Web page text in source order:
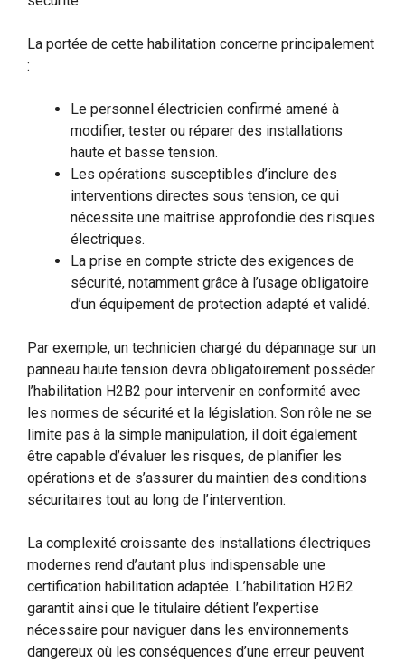
La portée de cette habilitation concerne principalement
:
Le personnel électricien confirmé amené à
modifier, tester ou réparer des installations
haute et basse tension.
Les opérations susceptibles d’inclure des
interventions directes sous tension, ce qui
nécessite une maîtrise approfondie des risques
électriques.
La prise en compte stricte des exigences de
sécurité, notamment grâce à l’usage obligatoire
d’un équipement de protection adapté et validé.
Par exemple, un technicien chargé du dépannage sur un
panneau haute tension devra obligatoirement posséder
l’habilitation H2B2 pour intervenir en conformité avec
les normes de sécurité et la législation. Son rôle ne se
limite pas à la simple manipulation, il doit également
être capable d’évaluer les risques, de planifier les
opérations et de s’assurer du maintien des conditions
sécuritaires tout au long de l’intervention.
La complexité croissante des installations électriques
modernes rend d’autant plus indispensable une
certification habilitation adaptée. L’habilitation H2B2
garantit ainsi que le titulaire détient l’expertise
nécessaire pour naviguer dans les environnements
dangereux où les conséquences d’une erreur peuvent